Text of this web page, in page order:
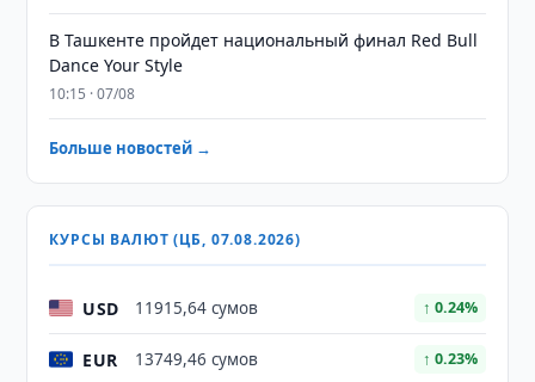
В Ташкенте пройдет национальный финал Red Bull
Dance Your Style
10:15 · 07/08
Больше новостей →
КУРСЫ ВАЛЮТ (ЦБ, 07.08.2026)
USD 11915,64 сумов ↑ 0.24%
EUR 13749,46 сумов ↑ 0.23%